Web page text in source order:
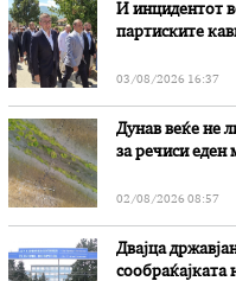
И инцидентот
партиските
03/08/2026 16:37
Дунав веќе не
за речиси еден
02/08/2026 08:57
Двајца
сообраќајката